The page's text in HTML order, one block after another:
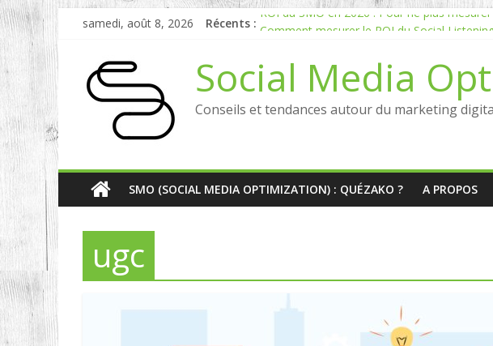
samedi, août 8, 2026 Récents : ROI du SMO en 2026 : Pour ne plus mesurer
Experts en Social Listening en France : qui
Reddit, la brique manquante entre Social
Comment votre e-réputation dépend du
Social Media
Conseils et tendances autour du marketing
SMO (SOCIAL MEDIA OPTIMIZATION) : QUÉZAKO ? A PROPOS
ugc